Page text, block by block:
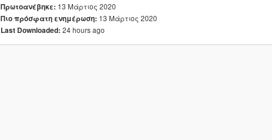
Πρωτοανέβηκε: 13 Μάρτιος 2020
Πιο πρόσφατη ενημέρωση: 13 Μάρτιος 2020
Last Downloaded: 24 hours ago